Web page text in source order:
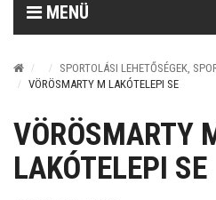
MENÜ
SPORTOLÁSI LEHETŐSÉGEK,
VÖRÖSMARTY M LAKÓTELEPI SE
VÖRÖSMARTY
LAKÓTELEPI SE